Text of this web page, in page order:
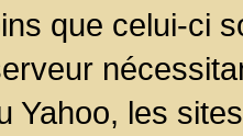
que celui-ci
Yahoo, les